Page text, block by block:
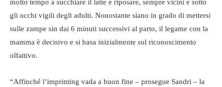
molto tempo a succhiare il latte e riposare, sempre vicini e sotto
gli occhi vigili degli adulti. Nonostante siano in grado di mettersi
sulle zampe sin dai 6 minuti successivi al parto, il legame con la
mamma è decisivo e si basa inizialmente sul riconoscimento
olfattivo.
“Affinché l’imprinting vada a buon fine – prosegue Sandri – la